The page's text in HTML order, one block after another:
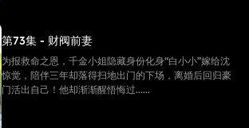
第73集 - 财阀前妻
为报救命之恩，千金小姐隐藏身份化身“白小小”嫁给沈
惊觉，陪伴三年却落得扫地出门的下场，离婚后回归豪
门活出自己！他却渐渐醒悟悔过......